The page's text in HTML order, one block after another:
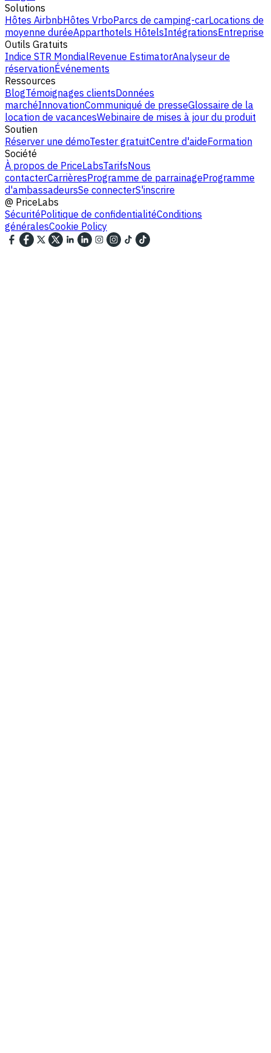
Solutions
Hôtes AirbnbHôtes VrboParcs de camping-carLocations de
moyenne duréeApparthotels HôtelsIntégrationsEntreprise
Outils Gratuits
Indice STR MondialRevenue EstimatorAnalyseur de
réservationÉvénements
Ressources
BlogTémoignages clientsDonnées
marchéInnovationCommuniqué de presseGlossaire de la
location de vacancesWebinaire de mises à jour du produit
Soutien
Réserver une démoTester gratuitCentre d'aideFormation
Société
À propos de PriceLabsTarifsNous
contacterCarrièresProgramme de parrainageProgramme
d'ambassadeursSe connecterS'inscrire
@ PriceLabs
SécuritéPolitique de confidentialitéConditions
généralesCookie Policy